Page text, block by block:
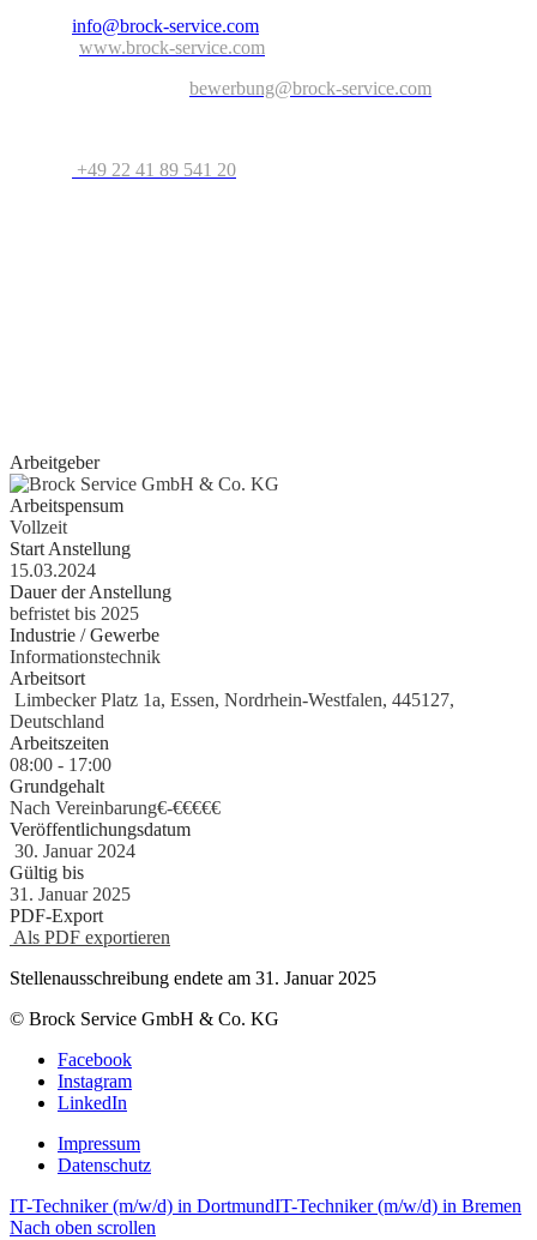
info@brock-service.com
www.brock-service.com
bewerbung@brock-service.com
+49 22 41 89 541 20
Arbeitgeber
Arbeitspensum
Vollzeit
Start Anstellung
15.03.2024
Dauer der Anstellung
befristet bis 2025
Industrie / Gewerbe
Informationstechnik
Arbeitsort
Limbecker Platz 1a, Essen, Nordrhein-Westfalen, 445127,
Deutschland
Arbeitszeiten
08:00 - 17:00
Grundgehalt
Nach Vereinbarung€-€€€€€
Veröffentlichungsdatum
30. Januar 2024
Gültig bis
31. Januar 2025
PDF-Export
Als PDF exportieren
Stellenausschreibung endete am 31. Januar 2025
© Brock Service GmbH & Co. KG
Facebook
Instagram
LinkedIn
Impressum
Datenschutz
IT-Techniker (m/w/d) in DortmundIT-Techniker (m/w/d) in Bremen
Nach oben scrollen